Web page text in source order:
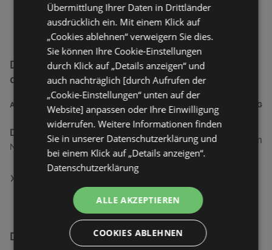
DeutschlandCard - Online Coupons Filialen in
der Nähe
ADRESSE ENTFERNUNG
DeutschlandCard
Neumarkter Straße 28, 81673 München
698,92 km
FILIALEN ANZEIGEN
DeutschlandCard - Online Coupons
Übermittlung Ihrer Daten in Drittländer
ausdrücklich ein. Mit einem Klick auf
„Cookies ablehnen“ verweigern Sie dies.
Sie können Ihre Cookie-Einstellungen
durch Klick auf „Details anzeigen“ und
auch nachträglich [durch Aufrufen der
„Cookie-Einstellungen“ unten auf der
Website] anpassen oder Ihre Einwilligung
widerrufen. Weitere Informationen finden
Sie in unserer Datenschutzerklärung und
bei einem Klick auf „Details anzeigen“.
Datenschutzerklärung
ALLE AKZEPTIEREN
COOKIES ABLEHNEN